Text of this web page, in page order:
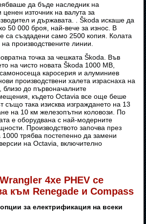
да бъде наследник на
източник на валута за
и държавата. . Škoda искаше да
50 000 броя, най-вече за износ. В
са създадени само 2500 копия. Колата
производствените линии.
точка за чешката Škoda. Във
на чисто новата Škoda 1000 MB,
каросерия и алуминиев
производствени халета израснаха на
близо до първоначалните
където Octavia все още беше
също така изисква изграждането на 13
на 10 км железопътни коловози. По
е оборудвана с най-модерните
Производството започва през
1000 трябва постепенно да замени
на Octavia, включително
4xe PHEV се
към Renegade и Compass
за електрификация на всеки